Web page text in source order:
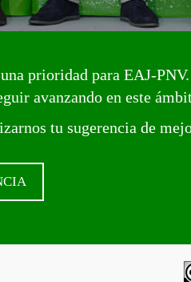
prioridad para EAJ-
avanzando en este
tu sugerencia de